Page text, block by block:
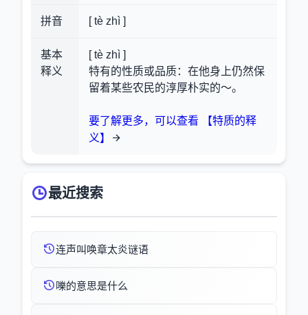
拼音 [ tè zhì ]
基本
释义
[ tè zhì ]
特有的性质或品质：在他身上仍然保
留着某些农民的淳厚朴实的～。
要了解更多，可以查看 【特质的释
义】
最近搜索
连声叫唤章太炎谜语
嚛的意思是什么